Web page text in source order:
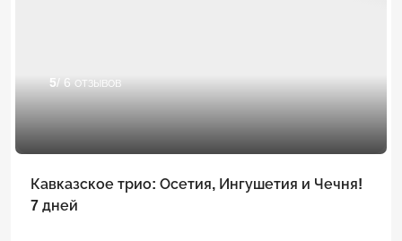
5/ 6 отзывов
Кавказское трио: Осетия, Ингушетия и Чечня!
7 дней